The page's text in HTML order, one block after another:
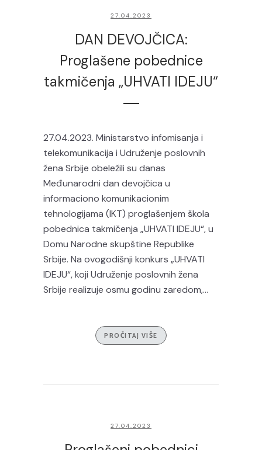
27.04.2023
DAN DEVOJČICA:
Proglašene pobednice
takmičenja „UHVATI IDEJU“
27.04.2023. Ministarstvo infomisanja i
telekomunikacija i Udruženje poslovnih
žena Srbije obeležili su danas
Međunarodni dan devojčica u
informaciono komunikacionim
tehnologijama (IKT) proglašenjem škola
pobednica takmičenja „UHVATI IDEJU“, u
Domu Narodne skupštine Republike
Srbije. Na ovogodišnji konkurs „UHVATI
IDEJU“, koji Udruženje poslovnih žena
Srbije realizuje osmu godinu zaredom,...
PROČITAJ VIŠE
27.04.2023